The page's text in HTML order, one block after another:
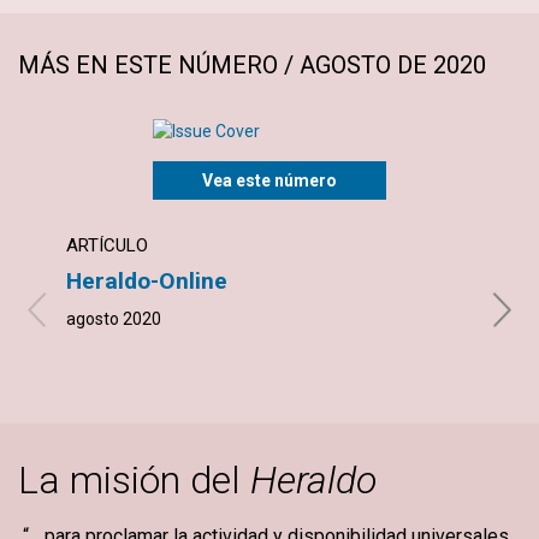
MÁS EN ESTE NÚMERO / AGOSTO DE 2020
Vea este número
ARTÍCULO
Heraldo-Online
agosto 2020
La misión del Heraldo